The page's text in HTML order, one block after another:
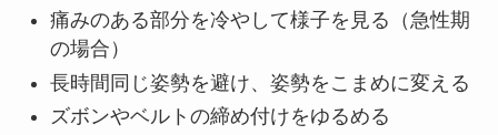
痛みのある部分を冷やして様子を見る（急性期
の場合）
長時間同じ姿勢を避け、姿勢をこまめに変える
ズボンやベルトの締め付けをゆるめる